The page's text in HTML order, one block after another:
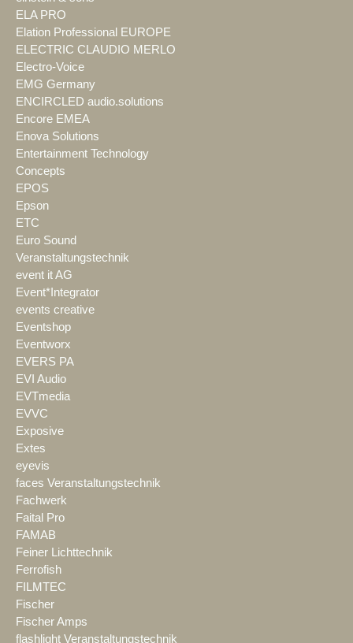
ELA PRO
Elation Professional EUROPE
ELECTRIC CLAUDIO MERLO
Electro-Voice
EMG Germany
ENCIRCLED audio.solutions
Encore EMEA
Enova Solutions
Entertainment Technology
Concepts
EPOS
Epson
ETC
Euro Sound
Veranstaltungstechnik
event it AG
Event*Integrator
events creative
Eventshop
Eventworx
EVERS PA
EVI Audio
EVTmedia
EVVC
Exposive
Extes
eyevis
faces Veranstaltungstechnik
Fachwerk
Faital Pro
FAMAB
Feiner Lichttechnik
Ferrofish
FILMTEC
Fischer
Fischer Amps
flashlight Veranstaltungstechnik